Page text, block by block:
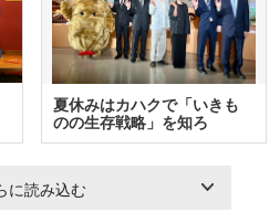
夏休みはカハクで「いきも
のの生存戦略」を知ろ
う！ …
に読み込む